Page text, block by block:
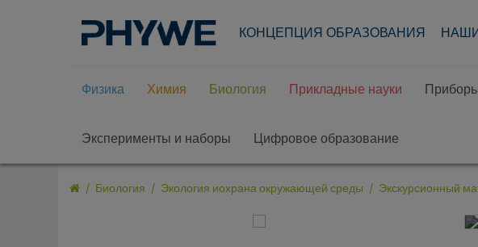
КОНЦЕПЦИЯ ОБРАЗОВАНИЯ
Физика Химия Биология Прикладные науки
Эксперименты и наборы Цифровое образование
Биология Экология иохрана окружающей среды Экскурсионный